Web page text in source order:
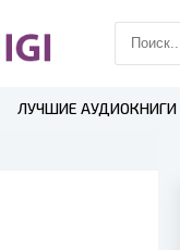
ЛУЧШИЕ АУДИОКНИГИ